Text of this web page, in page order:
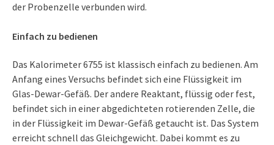
der Probenzelle verbunden wird.
Einfach zu bedienen
Das Kalorimeter 6755 ist klassisch einfach zu bedienen. Am
Anfang eines Versuchs befindet sich eine Flüssigkeit im
Glas-Dewar-Gefäß. Der andere Reaktant, flüssig oder fest,
befindet sich in einer abgedichteten rotierenden Zelle, die
in der Flüssigkeit im Dewar-Gefäß getaucht ist. Das System
erreicht schnell das Gleichgewicht. Dabei kommt es zu